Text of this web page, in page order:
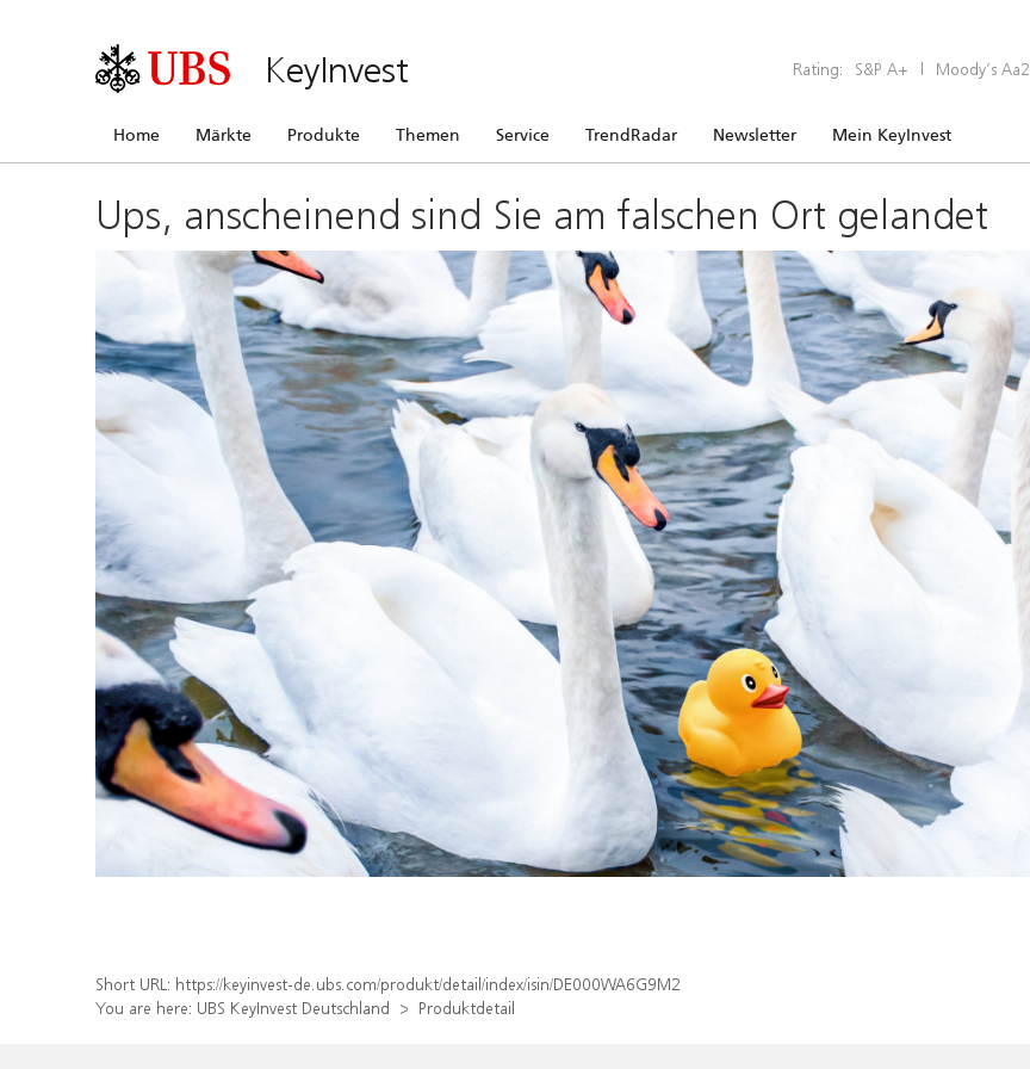
KeyInvest Rating: S&P A+ | Moody’s Aa2
Home Märkte Produkte Themen Service TrendRadar Newsletter Mein KeyInvest
Ups, anscheinend sind Sie am falschen Ort gelandet
Short URL: https://keyinvest-de.ubs.com/produkt/detail/index/isin/DE000WA6G9M2
You are here: UBS KeyInvest Deutschland Produktdetail